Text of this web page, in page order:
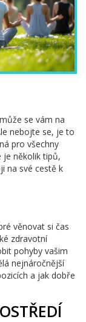
se vám na
nebojte se, je to
pro všechny
je několik tipů,
na své cestě k
věnovat si čas
zdravotní
pohyby vašim
nejnáročnější
a jak dobře